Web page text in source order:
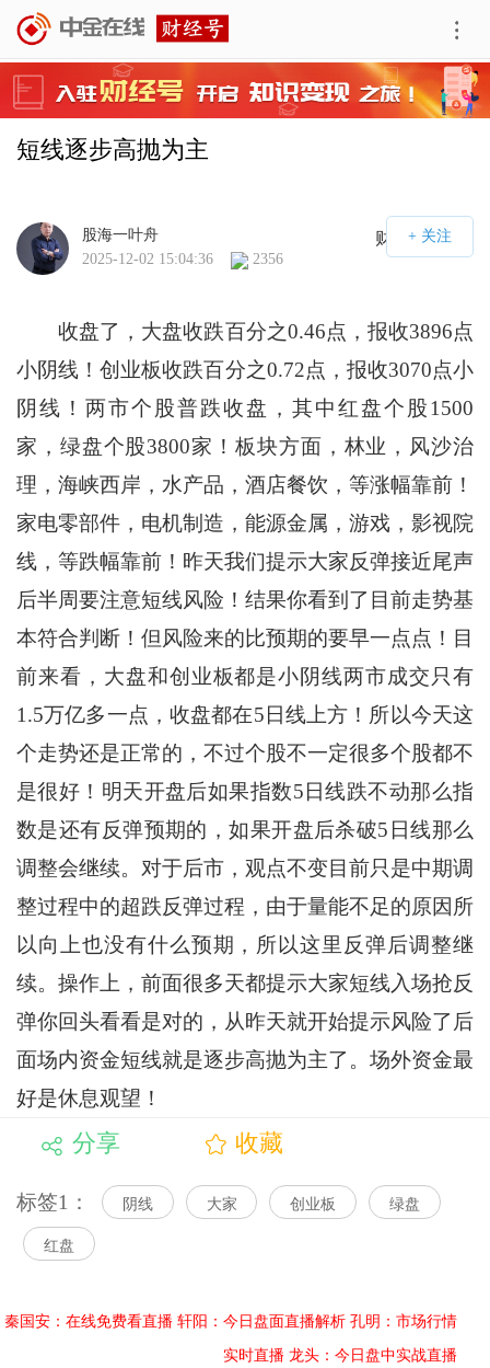
短线逐步高抛为主
财经号APP
股海一叶舟
2025-12-02 15:04:36
2356
收盘了，大盘收跌百分之0.46点，报收3896点
小阴线！创业板收跌百分之0.72点，报收3070点小
阴线！两市个股普跌收盘，其中红盘个股1500
家，绿盘个股3800家！板块方面，林业，风沙治
理，海峡西岸，水产品，酒店餐饮，等涨幅靠前！
家电零部件，电机制造，能源金属，游戏，影视院
线，等跌幅靠前！昨天我们提示大家反弹接近尾声
后半周要注意短线风险！结果你看到了目前走势基
本符合判断！但风险来的比预期的要早一点点！目
前来看，大盘和创业板都是小阴线两市成交只有
1.5万亿多一点，收盘都在5日线上方！所以今天这
个走势还是正常的，不过个股不一定很多个股都不
是很好！明天开盘后如果指数5日线跌不动那么指
数是还有反弹预期的，如果开盘后杀破5日线那么
调整会继续。对于后市，观点不变目前只是中期调
整过程中的超跌反弹过程，由于量能不足的原因所
以向上也没有什么预期，所以这里反弹后调整继
续。操作上，前面很多天都提示大家短线入场抢反
弹你回头看看是对的，从昨天就开始提示风险了后
面场内资金短线就是逐步高抛为主了。场外资金最
好是休息观望！
分享 收藏
标签1： 阴线 大家 创业板 绿盘
红盘
秦国安：在线免费看直播 轩阳：今日盘面直播解析 孔明：市场行情
实时直播 龙头：今日盘中实战直播